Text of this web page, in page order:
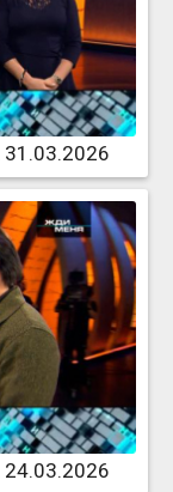
31.03.2026
24.03.2026